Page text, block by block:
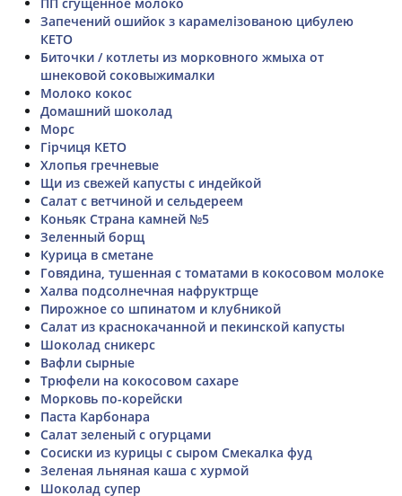
Запечений ошийок з карамелізованою цибулею
КЕТО
Биточки / котлеты из морковного жмыха от
шнековой соковыжималки
Молоко кокос
Домашний шоколад
Морс
Гірчиця КЕТО
Хлопья гречневые
Щи из свежей капусты с индейкой
Салат с ветчиной и сельдереем
Коньяк Страна камней №5
Зеленный борщ
Курица в сметане
Говядина, тушенная с томатами в кокосовом молоке
Халва подсолнечная нафруктрще
Пирожное со шпинатом и клубникой
Салат из краснокачанной и пекинской капусты
Шоколад сникерс
Вафли сырные
Трюфели на кокосовом сахаре
Морковь по-корейски
Паста Карбонара
Салат зеленый с огурцами
Сосиски из курицы с сыром Смекалка фуд
Зеленая льняная каша с хурмой
Шоколад супер